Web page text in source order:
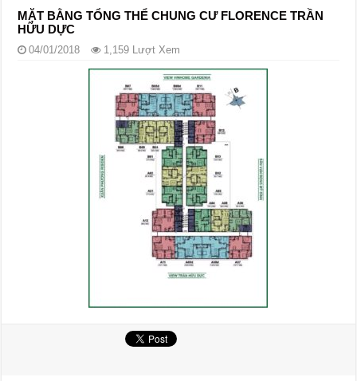
MẶT BẰNG TỔNG THỂ CHUNG CƯ FLORENCE TRẦN
HỮU DỰC
04/01/2018 1,159 Lượt Xem